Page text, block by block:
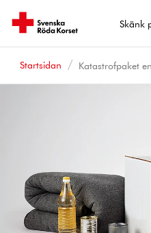
Skänk
Startsidan Katastrofpaket